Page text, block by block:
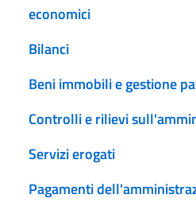
economici
Bilanci
Beni immobili e gestione
Controlli e rilievi
Servizi erogati
Pagamenti